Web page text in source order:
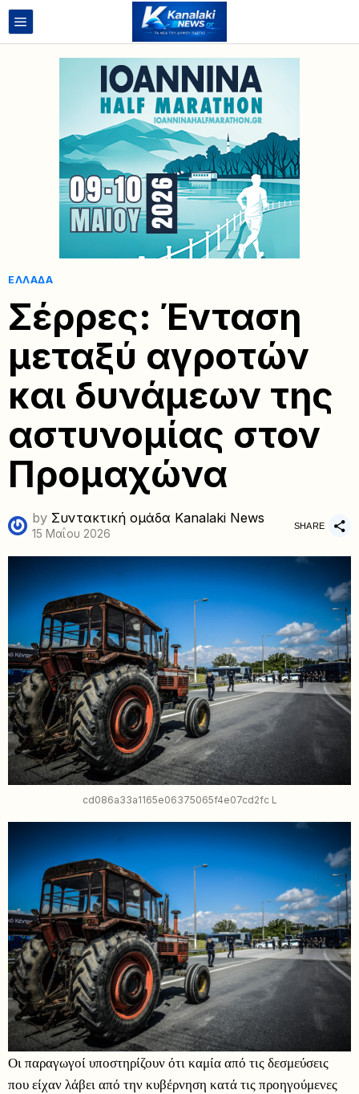
ΕΛΛΆΔΑ
Σέρρες: Ένταση
μεταξύ αγροτών
και δυνάμεων της
αστυνομίας στον
Προμαχώνα
by Συντακτική ομάδα Kanalaki News
15 Μαΐου 2026
SHARE
cd086a33a1165e06375065f4e07cd2fc L
Οι παραγωγοί υποστηρίζουν ότι καμία από τις δεσμεύσεις
που είχαν λάβει από την κυβέρνηση κατά τις προηγούμενες